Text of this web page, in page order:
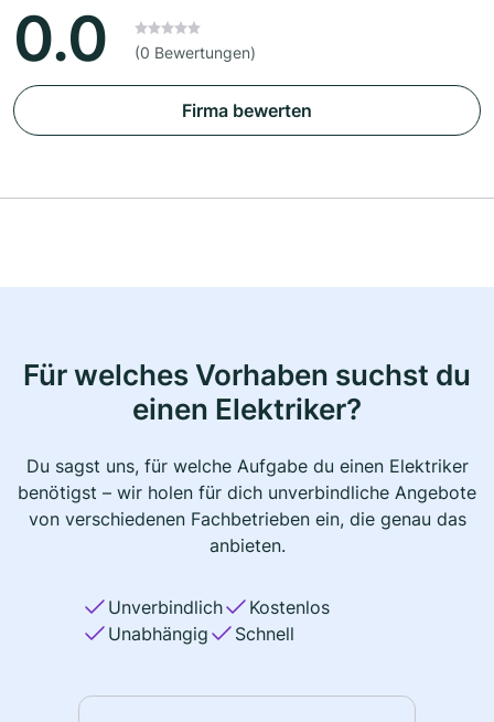
0.0 (0 Bewertungen)
Firma bewerten
Für welches Vorhaben suchst du
einen Elektriker?
Du sagst uns, für welche Aufgabe du einen Elektriker
benötigst – wir holen für dich unverbindliche Angebote
von verschiedenen Fachbetrieben ein, die genau das
anbieten.
Unverbindlich
Kostenlos
Unabhängig
Schnell